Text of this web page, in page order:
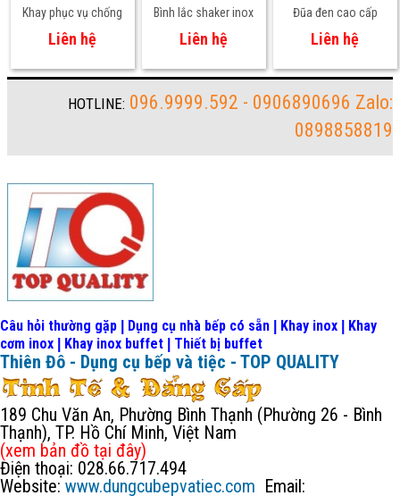
Khay phục vụ chống
trượt chữ nhật
Liên hệ
Bình lắc shaker inox
pha chế trà sữa
cocktail
Liên hệ
Đũa đen cao cấp
khảm vàng
Liên hệ
HOTLINE: 096.9999.592 - 0906890696 Zalo:
0898858819
Câu hỏi thường gặp Dụng cụ nhà bếp có sẵn Khay inox
Khay
cơm inox
Khay inox buffet Thiết bị buffet
Thiên Đô - Dụng cụ bếp và tiệc - TOP QUALITY
189 Chu Văn An, Phường Bình Thạnh (Phường 26 - Bình
Thạnh), TP. Hồ Chí Minh, Việt Nam
(xem bản đồ tại đây)
Điện thoại: 028.66.717.494
Website: www.dungcubepvatiec.com Email: